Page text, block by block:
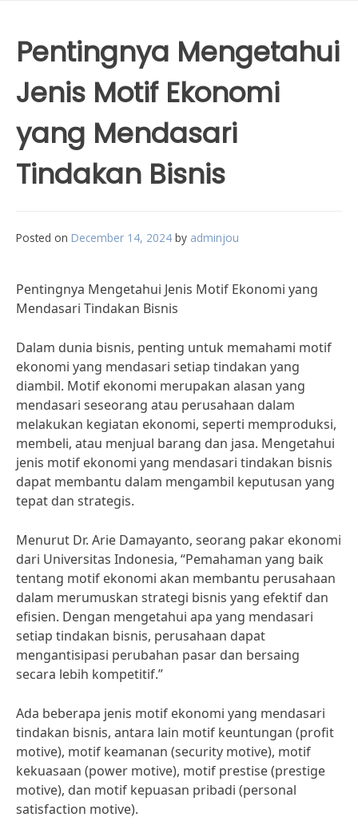
Pentingnya Mengetahui
Jenis Motif Ekonomi
yang Mendasari
Tindakan Bisnis
Posted on December 14, 2024 by adminjou
Pentingnya Mengetahui Jenis Motif Ekonomi yang
Mendasari Tindakan Bisnis
Dalam dunia bisnis, penting untuk memahami motif
ekonomi yang mendasari setiap tindakan yang
diambil. Motif ekonomi merupakan alasan yang
mendasari seseorang atau perusahaan dalam
melakukan kegiatan ekonomi, seperti memproduksi,
membeli, atau menjual barang dan jasa. Mengetahui
jenis motif ekonomi yang mendasari tindakan bisnis
dapat membantu dalam mengambil keputusan yang
tepat dan strategis.
Menurut Dr. Arie Damayanto, seorang pakar ekonomi
dari Universitas Indonesia, “Pemahaman yang baik
tentang motif ekonomi akan membantu perusahaan
dalam merumuskan strategi bisnis yang efektif dan
efisien. Dengan mengetahui apa yang mendasari
setiap tindakan bisnis, perusahaan dapat
mengantisipasi perubahan pasar dan bersaing
secara lebih kompetitif.”
Ada beberapa jenis motif ekonomi yang mendasari
tindakan bisnis, antara lain motif keuntungan (profit
motive), motif keamanan (security motive), motif
kekuasaan (power motive), motif prestise (prestige
motive), dan motif kepuasan pribadi (personal
satisfaction motive).